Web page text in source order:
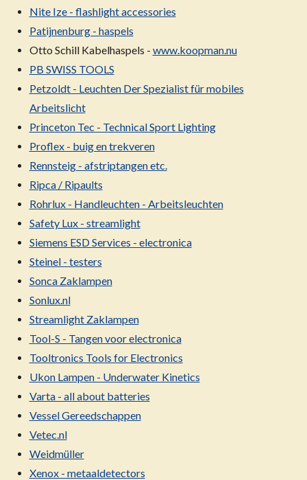
Nite Ize - flashlight accessories
Patijnenburg - haspels
Otto Schill Kabelhaspels - www.koopman.nu
PB SWISS TOOLS
Petzoldt - Leuchten Der Spezialist für mobiles
Arbeitslicht
Princeton Tec - Technical Sport Lighting
Proflex - buig en trekveren
Rennsteig - afstriptangen etc.
Ripca / Ripaults
Rohrlux - Handleuchten - Arbeitsleuchten
Safety Lux - streamlight
Siemens ESD Services - electronica
Steinel - testers
Sonca Zaklampen
Sonlux.nl
Streamlight Zaklampen
Tool-S - Tangen voor electronica
Tooltronics Tools for Electronics
Ukon Lampen - Underwater Kinetics
Varta - all about batteries
Vessel Gereedschappen
Vetec.nl
Weidmüller
Xenox - metaaldetectors